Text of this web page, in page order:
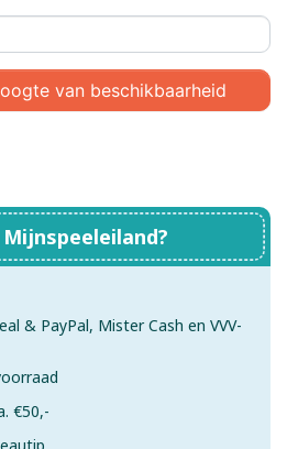
van beschikbaarheid
& PayPal, Mister Cash en VVV-
€50,-